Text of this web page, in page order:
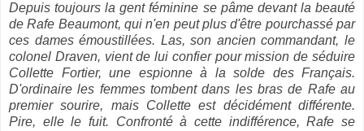
Depuis toujours la gent féminine se pâme devant la beauté
de Rafe Beaumont, qui n'en peut plus d'être pourchassé par
ces dames émoustillées. Las, son ancien commandant, le
colonel Draven, vient de lui confier pour mission de séduire
Collette Fortier, une espionne à la solde des Français.
D'ordinaire les femmes tombent dans les bras de Rafe au
premier sourire, mais Collette est décidément différente.
Pire, elle le fuit. Confronté à cette indifférence, Rafe se